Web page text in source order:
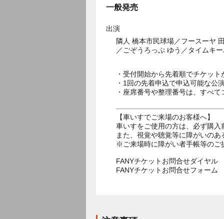
一般発売
出演
隣人 橋本市民球場／フースーヤ
／ごぞうろっぷ ゆう／タイムキ
・受付開始から先着順でチケッ
・1回の先着申込で申込可能な公
・座席番号や整理番号は、すべ
【車いすでご来場のお客様へ】
車いすをご使用の方は、必ず購
また、視覚や聴覚等に障がいの
※ご来場時に障がい者手帳等のご
FANYチケットお問合せダイヤ
FANYチケットお問合せフォー